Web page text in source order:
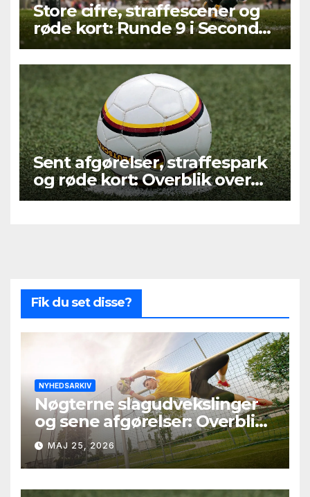
Store cifre, straffescener og
røde kort: Runde 9 i Second
League – Group 1
Sent afgørelser, straffespark
og røde kort: Overblik over
Second League – Group 2,
Fik du set disse?
NYHEDSARKIV
Nøgterne slagudvekslinger
og sene afgørelser: Overblik
over Second League – Group
4, runde 9
MAJ 25, 2026